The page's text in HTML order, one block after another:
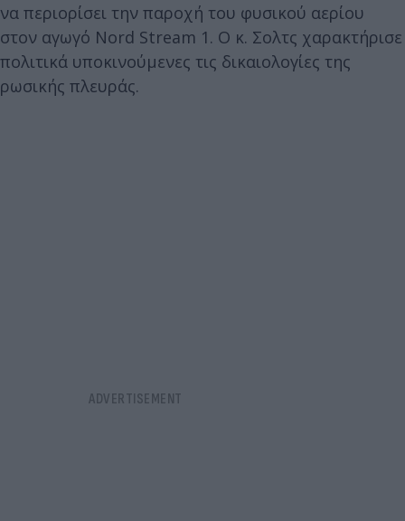
να περιορίσει την παροχή του φυσικού αερίου
στον αγωγό Nord Stream 1. Ο κ. Σολτς χαρακτήρισε
πολιτικά υποκινούμενες τις δικαιολογίες της
ρωσικής πλευράς.